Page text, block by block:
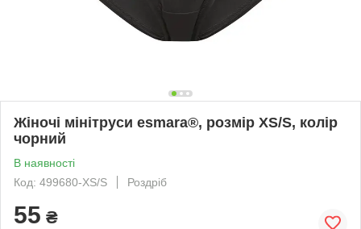
Жіночі мінітруси esmara®, розмір XS/S, колір
чорний
В наявності
Код: 499680-XS/S
Роздріб
55 ₴